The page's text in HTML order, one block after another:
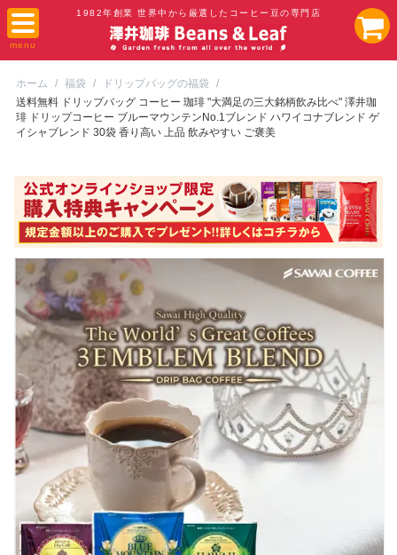
1982年創業 世界中から厳選したコーヒー豆の専門店
ホーム / 福袋 / ドリップバッグの福袋
/
送料無料 ドリップバッグ コーヒー 珈琲 "大満足の三大銘柄飲み比べ" 澤井珈
琲 ドリップコーヒー ブルーマウンテンNo.1ブレンド ハワイコナブレンド ゲ
イシャブレンド 30袋 香り高い 上品 飲みやすい ご褒美